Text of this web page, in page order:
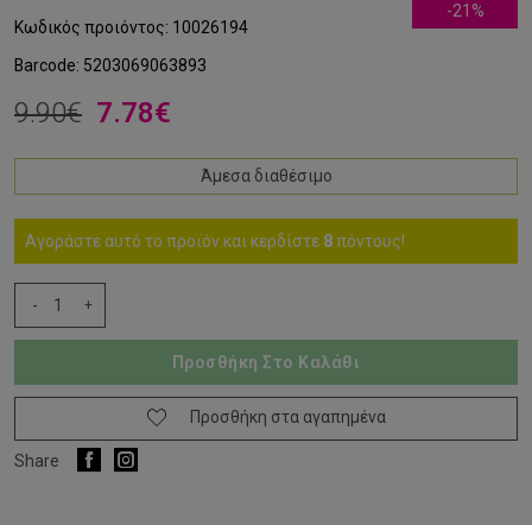
Κωδικός προιόντος: 10026194
Barcode: 5203069063893
9.90€ 7.78€
Άμεσα διαθέσιμο
-21%
Αγοράστε αυτό το προϊόν και κερδίστε 8πόντους!
Korres
Γαλάκτωμα
Ευκάλυπτο
Μύρτιλο
100ml
+
-
Προσθήκη Στο Καλάθι
Προσθήκη στα αγαπημένα
Share